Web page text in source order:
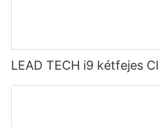
LEAD TECH i9 kétfejes